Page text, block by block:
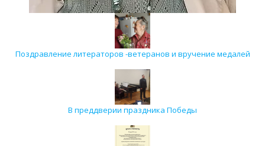
Поздравление литераторов -ветеранов и вручение медалей
В преддверии праздника Победы